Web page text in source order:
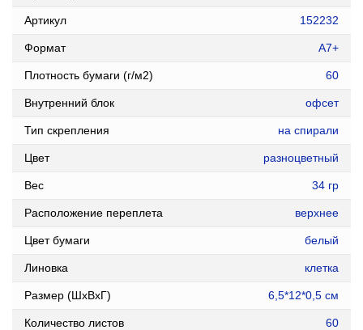
Артикул 152232
Формат A7+
Плотность бумаги (г/м2) 60
Внутренний блок офсет
Тип скрепления на спирали
Цвет разноцветный
Вес 34 гр
Расположение переплета верхнее
Цвет бумаги белый
Линовка клетка
Размер (ШxВxГ) 6,5*12*0,5 см
Количество листов 60